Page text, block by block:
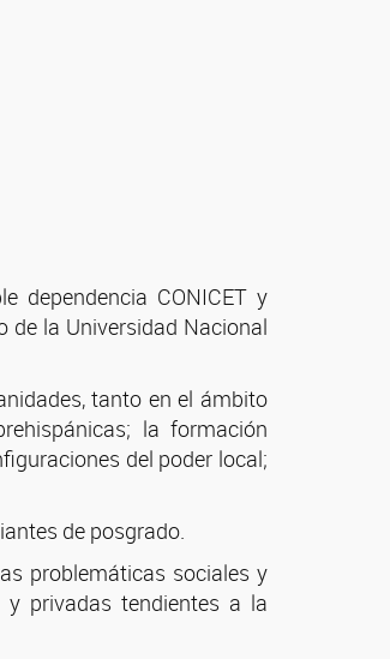
dependencia CONICET y
de la Universidad Nacional
tanto en el ámbito
la formación
del poder local;
de posgrado.
problemáticas sociales y
privadas tendientes a la